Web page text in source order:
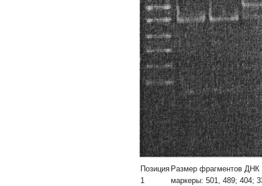
Позиция Размер фрагментов ДНК
1
маркеры: 501, 489; 404;